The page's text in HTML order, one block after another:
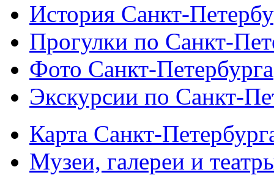
История Санкт-
Прогулки по Санкт-
Фото Санкт-Петербурга
Экскурсии по Санкт-
Карта Санкт-
Музеи, галереи и